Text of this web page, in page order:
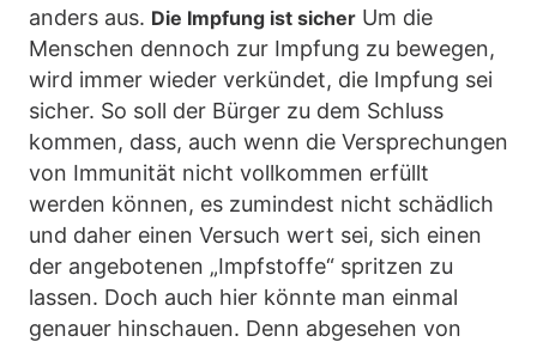
anders aus. Die Impfung ist sicher Um die
Menschen dennoch zur Impfung zu bewegen,
wird immer wieder verkündet, die Impfung sei
sicher. So soll der Bürger zu dem Schluss
kommen, dass, auch wenn die Versprechungen
von Immunität nicht vollkommen erfüllt
werden können, es zumindest nicht schädlich
und daher einen Versuch wert sei, sich einen
der angebotenen „Impfstoffe“ spritzen zu
lassen. Doch auch hier könnte man einmal
genauer hinschauen. Denn abgesehen von